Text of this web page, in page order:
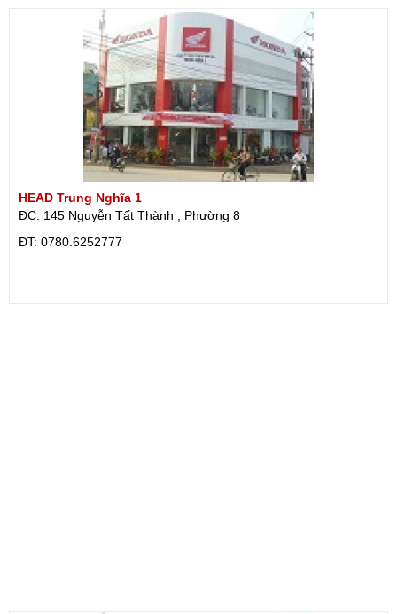
HEAD Trung Nghĩa 1
ĐC: 145 Nguyễn Tất Thành , Phường 8
ÐT: 0780.6252777